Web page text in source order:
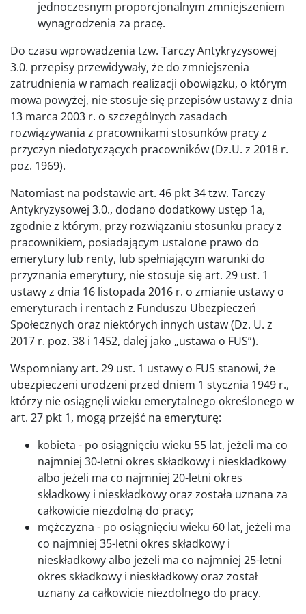
jednoczesnym proporcjonalnym zmniejszeniem
wynagrodzenia za pracę.
Do czasu wprowadzenia tzw. Tarczy Antykryzysowej
3.0. przepisy przewidywały, że do zmniejszenia
zatrudnienia w ramach realizacji obowiązku, o którym
mowa powyżej, nie stosuje się przepisów ustawy z dnia
13 marca 2003 r. o szczególnych zasadach
rozwiązywania z pracownikami stosunków pracy z
przyczyn niedotyczących pracowników (Dz.U. z 2018 r.
poz. 1969).
Natomiast na podstawie art. 46 pkt 34 tzw. Tarczy
Antykryzysowej 3.0., dodano dodatkowy ustęp 1a,
zgodnie z którym, przy rozwiązaniu stosunku pracy z
pracownikiem, posiadającym ustalone prawo do
emerytury lub renty, lub spełniającym warunki do
przyznania emerytury, nie stosuje się art. 29 ust. 1
ustawy z dnia 16 listopada 2016 r. o zmianie ustawy o
emeryturach i rentach z Funduszu Ubezpieczeń
Społecznych oraz niektórych innych ustaw (Dz. U. z
2017 r. poz. 38 i 1452, dalej jako „ustawa o FUS”).
Wspomniany art. 29 ust. 1 ustawy o FUS stanowi, że
ubezpieczeni urodzeni przed dniem 1 stycznia 1949 r.,
którzy nie osiągnęli wieku emerytalnego określonego w
art. 27 pkt 1, mogą przejść na emeryturę:
kobieta - po osiągnięciu wieku 55 lat, jeżeli ma co
najmniej 30-letni okres składkowy i nieskładkowy
albo jeżeli ma co najmniej 20-letni okres
składkowy i nieskładkowy oraz została uznana za
całkowicie niezdolną do pracy;
mężczyzna - po osiągnięciu wieku 60 lat, jeżeli ma
co najmniej 35-letni okres składkowy i
nieskładkowy albo jeżeli ma co najmniej 25-letni
okres składkowy i nieskładkowy oraz został
uznany za całkowicie niezdolnego do pracy.